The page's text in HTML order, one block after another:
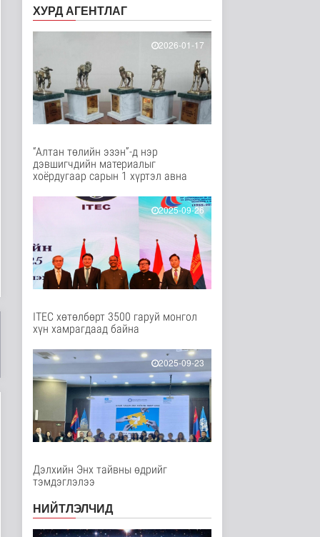
4 цаг 9 минутын өмнө
Төслийн эхний 87 км-
ээс цааш үргэлжлэх
Нийгэм
4 цаг 19 минутын өмнө
Ерөнхий сайд БНХАУ-
аас сар бүр 12-15
Улс төр
4 цаг 25 минутын өмнө
олговрын асуудлыг
хуулийн..
4 цаг 28 минутын өмнө
Бамбай хоншоорт
могойд хатгуулахаас
сэрэмжлээрэй
7 цаг 35 минутын өмнө
эмнэлгийн салбарын
өрсөлдөх чадва..
Нийгэм
7 цаг 44 минутын өмнө
Геологи, хайгуулын
салбарт “Oxus Metals
AI” комп..
7 цаг 59 минутын өмнө
"Нарантуул",
"Дүнжингарав" худ..
Нийгэм
ХУРД АГЕНТЛАГ
2026-01-17
“Алтан төлийн эзэн”-д нэр
дэвшигчдийн материалыг
хоёрдугаар сарын 1 хүртэл авна
2025-09-26
ITEC хөтөлбөрт 3500 гаруй монгол
хүн хамрагдаад байна
2025-09-23
Дэлхийн Энх тайвны өдрийг
тэмдэглэлээ
НИЙТЛЭЛЧИД